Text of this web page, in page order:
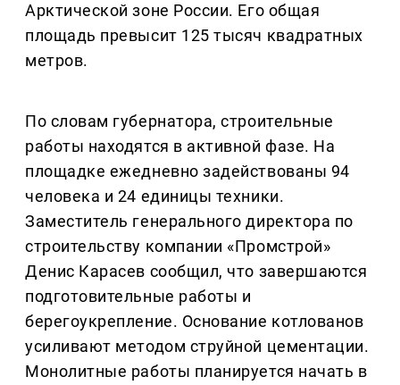
Арктической зоне России. Его общая
площадь превысит 125 тысяч квадратных
метров.
По словам губернатора, строительные
работы находятся в активной фазе. На
площадке ежедневно задействованы 94
человека и 24 единицы техники.
Заместитель генерального директора по
строительству компании «Промстрой»
Денис Карасев сообщил, что завершаются
подготовительные работы и
берегоукрепление. Основание котлованов
усиливают методом струйной цементации.
Монолитные работы планируется начать в